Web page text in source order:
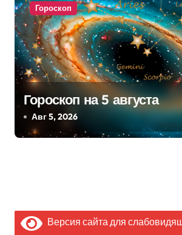
Гороскоп
Гороскоп на 5 августа
Авг 5, 2026
Версия сайта для